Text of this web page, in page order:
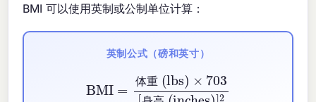
BMI 可以使用英制或公制单位计算：
英制公式（磅和英寸）
体 重
体重 (lbs)×703[身高 (inches)